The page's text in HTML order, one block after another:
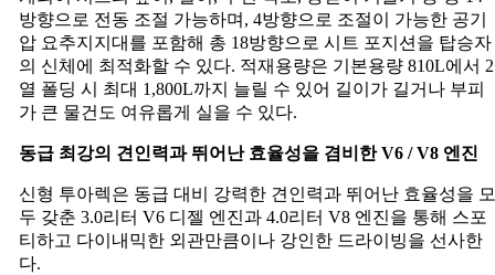
방향으로 전동 조절 가능하며, 4방향으로 조절이 가능한 공기
압 요추지지대를 포함해 총 18방향으로 시트 포지션을 탑승자
의 신체에 최적화할 수 있다. 적재용량은 기본용량 810L에서 2
열 폴딩 시 최대 1,800L까지 늘릴 수 있어 길이가 길거나 부피
가 큰 물건도 여유롭게 실을 수 있다.
동급 최강의 견인력과 뛰어난 효율성을 겸비한V6 / V8 엔진
신형 투아렉은 동급 대비 강력한 견인력과 뛰어난 효율성을 모
두 갖춘 3.0리터 V6 디젤 엔진과 4.0리터 V8 엔진을 통해 스포
티하고 다이내믹한 외관만큼이나 강인한 드라이빙을 선사한
다.